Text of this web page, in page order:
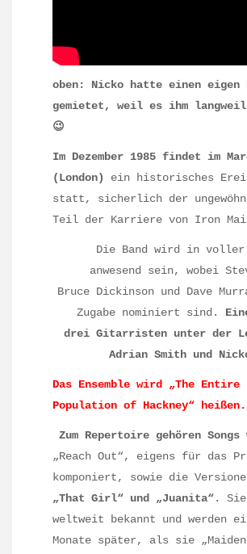
oben: Nicko hatte einen eigen
gemietet, weil es ihm
😉
Im Dezember 1985 findet im
(London)
ein historisches
statt, sicherlich der
Teil der Karriere von Iron
Die Band wird in voller
anwesend sein, wobei
Bruce Dickinson und Dave
Zugabe nominiert sind.
drei Gitarristen unter der
Adrian Smith und
Das Ensemble wird „The Entire
Population of Hackney“ heißen.
Zum Repertoire gehören Songs
„Reach Out“, eigens für das
komponiert, sowie die
„That Girl“ und „Juanita“.
weltweit bekannt und werden
Monate später, als sie